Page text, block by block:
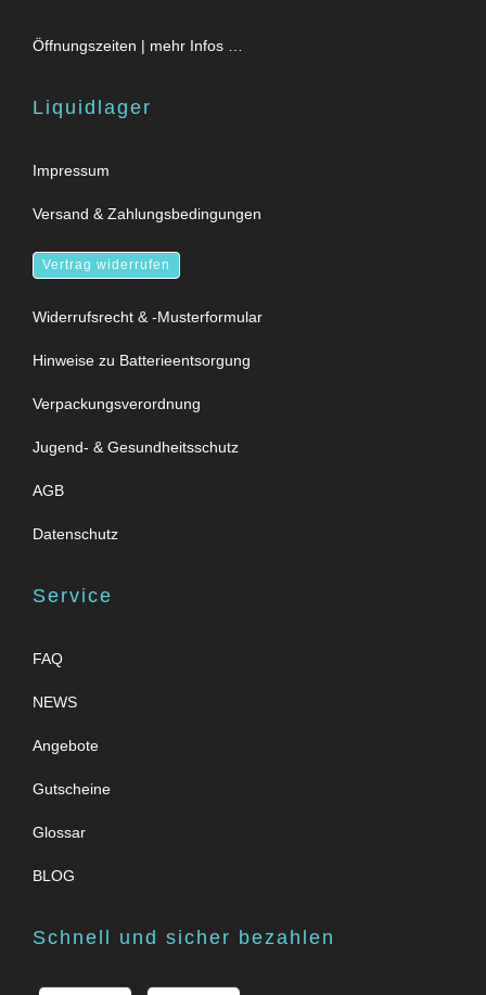
Öffnungszeiten | mehr Infos …
Liquidlager
Impressum
Versand & Zahlungsbedingungen
Vertrag widerrufen
Widerrufsrecht & -Musterformular
Hinweise zu Batterieentsorgung
Verpackungsverordnung
Jugend- & Gesundheitsschutz
AGB
Datenschutz
Service
FAQ
NEWS
Angebote
Gutscheine
Glossar
BLOG
Schnell und sicher bezahlen